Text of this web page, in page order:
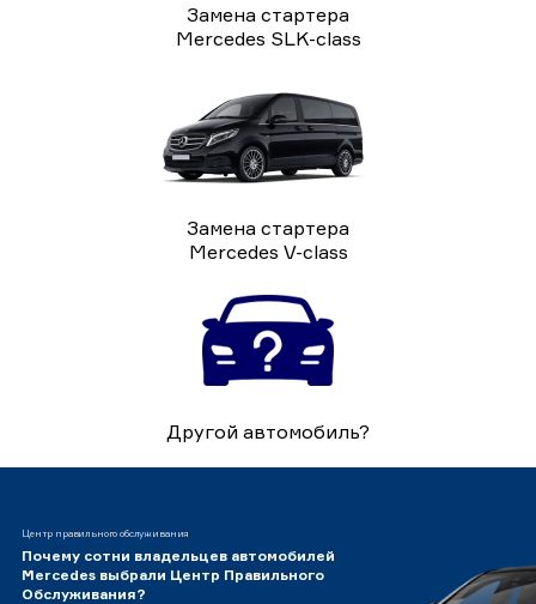
Замена стартера
Mercedes SLK-class
Замена стартера
Mercedes V-class
Другой автомобиль?
Центр правильного обслуживания
Почему сотни владельцев автомобилей
Mercedes выбрали Центр Правильного
Обслуживания?